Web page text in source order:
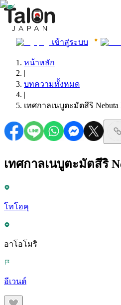
เข้าสู่ระบบ
หน้าหลัก
|
บทความทั้งหมด
|
เทศกาลเนบูตะมัตสึริ Nebuta
เทศกาลเนบูตะมัตสึริ
โทโฮคุ
อาโอโมริ
อีเวนต์